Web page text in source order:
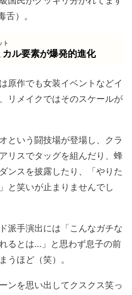
舌）。
ト
ル要素が爆発的進化
原作でも女装イベントなどイ
リメイクではそのスケールが
という闘技場が登場し、クラ
リスでタッグを組んだり、蜂
ンスを披露したり、「やりた
と笑いが止まりませんでし
派手演出には「こんなガチな
るとは…」と思わず息子の前
うほど（笑）。
ンを思い出してクスクス笑っ